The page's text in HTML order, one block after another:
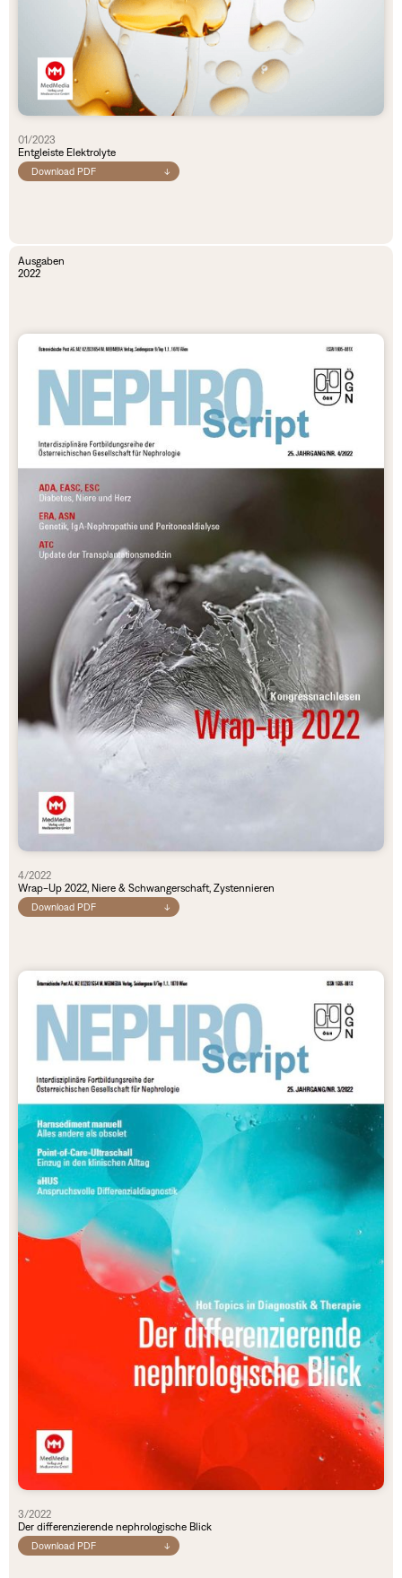
01/2023
Entgleiste Elektrolyte
Download PDF ↓
Ausgaben
2022
4/2022
Wrap-Up 2022, Niere & Schwangerschaft, Zystennieren
Download PDF ↓
3/2022
Der differenzierende nephrologische Blick
Download PDF ↓